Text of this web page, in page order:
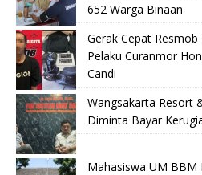
652 Warga Binaan
Gerak Cepat
Pelaku Curanmor
Candi
Wangsakarta Resort
Diminta Bayar
Mahasiswa UM BBM